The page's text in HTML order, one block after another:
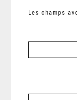
Les champs